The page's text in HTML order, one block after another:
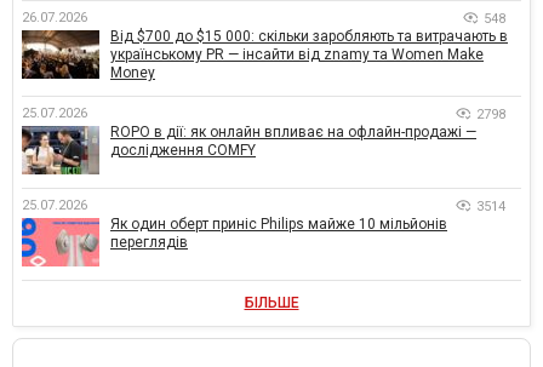
26.07.2026 548
Від $700 до $15 000: скільки заробляють та витрачають в
українському PR — інсайти від znamy та Women Make
Money
25.07.2026 2798
ROPO в дії: як онлайн впливає на офлайн-продажі —
дослідження COMFY
25.07.2026 3514
Як один оберт приніс Philips майже 10 мільйонів
переглядів
БІЛЬШЕ